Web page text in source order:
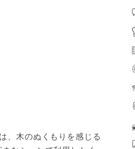
、木のぬくもりを感じる